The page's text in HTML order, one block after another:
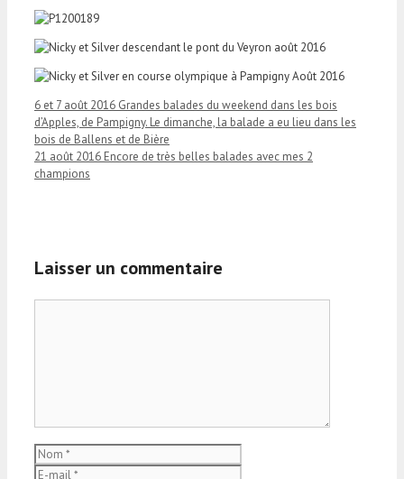
6 et 7 août 2016 Grandes balades du weekend dans les bois
d’Apples, de Pampigny. Le dimanche, la balade a eu lieu dans les
bois de Ballens et de Bière
21 août 2016 Encore de très belles balades avec mes 2
champions
Laisser un commentaire
Nom
mail